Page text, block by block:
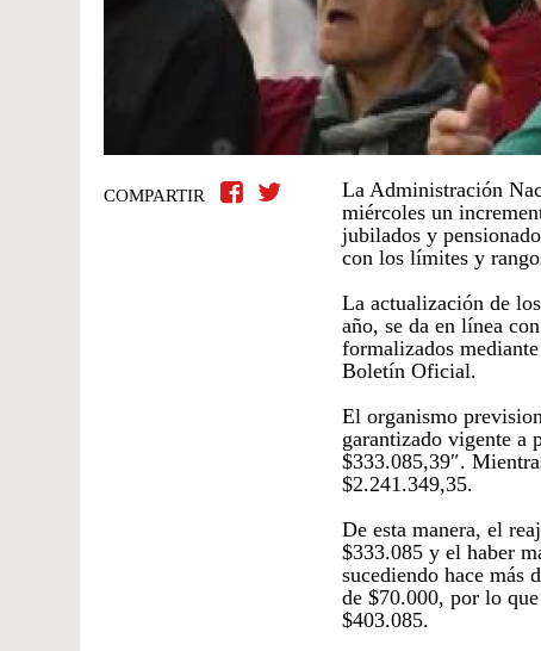
COMPARTIR
La Administración
miércoles un
jubilados y
con los límites y
La actualización de
año, se da en línea
formalizados
Boletín Oficial.
El organismo
garantizado vigente a
$333.085,39″.
$2.241.349,35.
De esta manera, el
$333.085 y el haber
sucediendo hace más
de $70.000, por lo
$403.085.